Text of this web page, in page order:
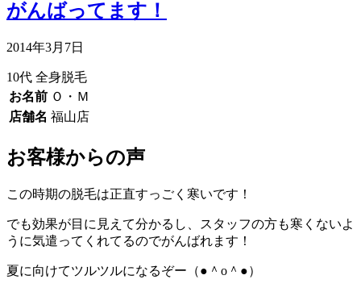
がんばってます！
2014年3月7日
10代 全身脱毛
お名前 Ｏ・Ｍ
店舗名 福山店
お客様からの声
この時期の脱毛は正直すっごく寒いです！
でも効果が目に見えて分かるし、スタッフの方も寒くないよ
うに気遣ってくれてるのでがんばれます！
夏に向けてツルツルになるぞー（●＾o＾●）